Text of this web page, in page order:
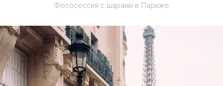
Фотосессия с шарами в Париже